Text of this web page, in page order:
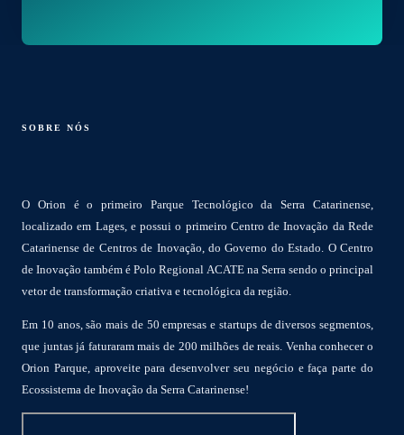
SOBRE NÓS
O Orion é o primeiro Parque Tecnológico da Serra Catarinense,
localizado em Lages, e possui o primeiro Centro de Inovação da Rede
Catarinense de Centros de Inovação, do Governo do Estado. O Centro
de Inovação também é Polo Regional ACATE na Serra sendo o principal
vetor de transformação criativa e tecnológica da região.
Em 10 anos, são mais de 50 empresas e startups de diversos segmentos,
que juntas já faturaram mais de 200 milhões de reais. Venha conhecer o
Orion Parque, aproveite para desenvolver seu negócio e faça parte do
Ecossistema de Inovação da Serra Catarinense!